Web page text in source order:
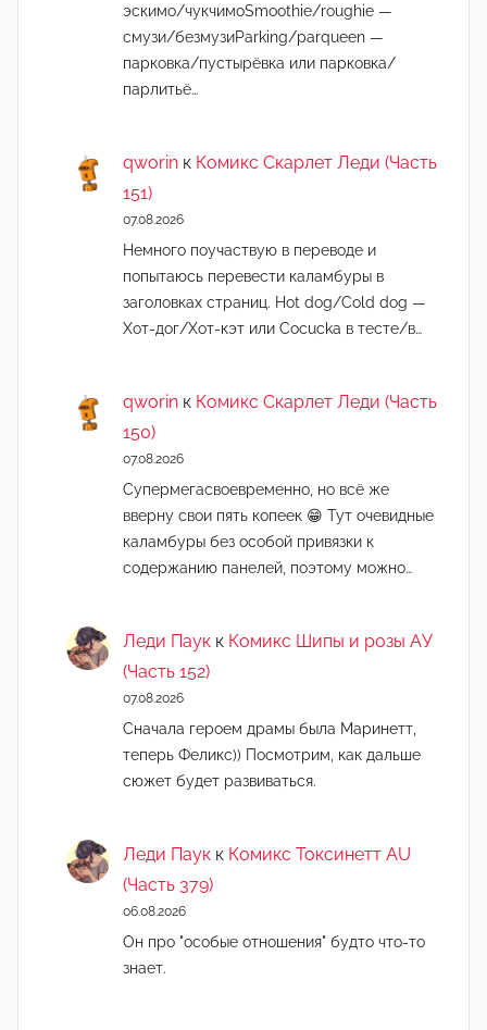
эскимо/чукчимоSmoothie/roughie —
смузи/безмузиParking/parqueen —
парковка/пустырёвка или парковка/
парлитьё…
qworin к Комикс Скарлет Леди (Часть
151)
07.08.2026
Немного поучаствую в переводе и
попытаюсь перевести каламбуры в
заголовках страниц. Hot dog/Cold dog —
Хот-дог/Хот-кэт или Cocucka в тесте/в…
qworin к Комикс Скарлет Леди (Часть
150)
07.08.2026
Супермегасвоевременно, но всё же
вверну свои пять копеек 😁 Тут очевидные
каламбуры без особой привязки к
содержанию панелей, поэтому можно…
Леди Паук к Комикс Шипы и розы АУ
(Часть 152)
07.08.2026
Сначала героем драмы была Маринетт,
теперь Феликс)) Посмотрим, как дальше
сюжет будет развиваться.
Леди Паук к Комикс Токсинетт AU
(Часть 379)
06.08.2026
Он про "особые отношения" будто что-то
знает.